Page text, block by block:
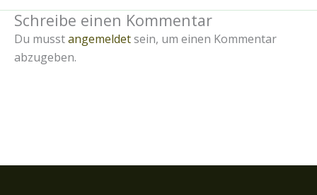
Schreibe einen Kommentar
Du musstangemeldetsein, um einen Kommentar
abzugeben.